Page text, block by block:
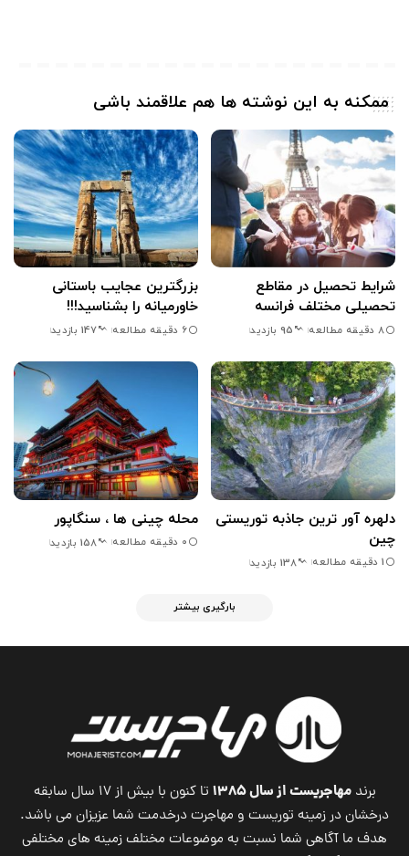
ممکنه به این نوشته ها هم علاقمند باشی
شرایط تحصیل در مقاطع
تحصیلی مختلف فرانسه
8 دقیقه مطالعه 95 بازدید
بزرگترین عجایب باستانی
خاورمیانه را بشناسید!!!
6 دقیقه مطالعه 147 بازدید
دلهره آور ترین جاذبه توریستی
چین
1 دقیقه مطالعه 138 بازدید
محله چینی ها ، سنگاپور
0 دقیقه مطالعه 158 بازدید
بارگیری بیشتر
برندمهاجریست از سال ۱۳۸۵
تا کنون با بیش از ۱۷ سال سابقه
درخشان در زمینه توریست و مهاجرت درخدمت شما عزیزان می باشد.
هدف ما آگاهی شما نسبت به موضوعات مختلف زمینه های مختلفی